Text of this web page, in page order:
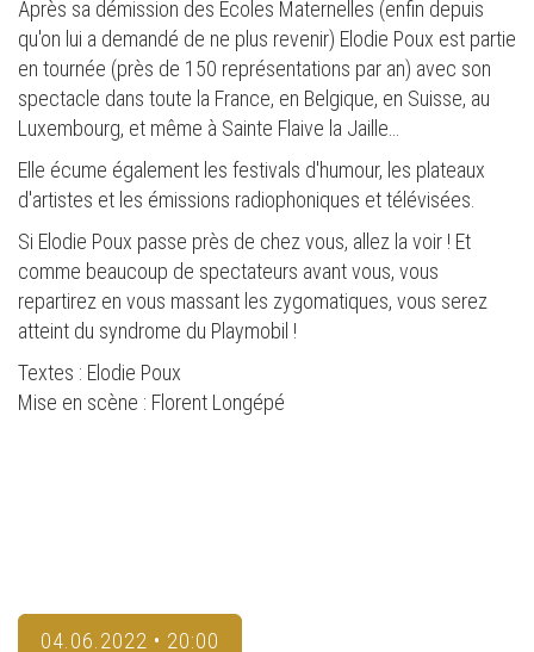
Après sa démission des Ecoles Maternelles (enfin depuis
qu'on lui a demandé de ne plus revenir) Elodie Poux est partie
en tournée (près de 150 représentations par an) avec son
spectacle dans toute la France, en Belgique, en Suisse, au
Luxembourg, et même à Sainte Flaive la Jaille…
Elle écume également les festivals d'humour, les plateaux
d'artistes et les émissions radiophoniques et télévisées.
Si Elodie Poux passe près de chez vous, allez la voir ! Et
comme beaucoup de spectateurs avant vous, vous
repartirez en vous massant les zygomatiques, vous serez
atteint du syndrome du Playmobil !
Textes : Elodie Poux
Mise en scène : Florent Longépé
04.06.2022 • 20:00